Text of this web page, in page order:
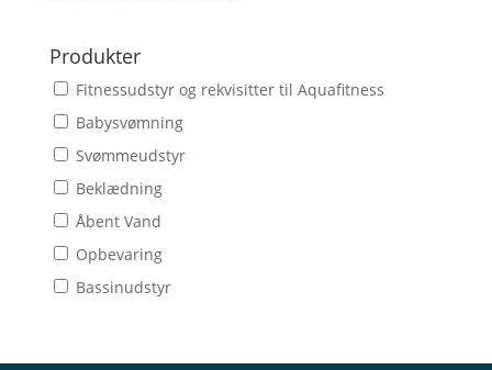
Produkter
Fitnessudstyr og rekvisitter til Aquafitness
Babysvømning
Svømmeudstyr
Beklædning
Åbent Vand
Opbevaring
Bassinudstyr